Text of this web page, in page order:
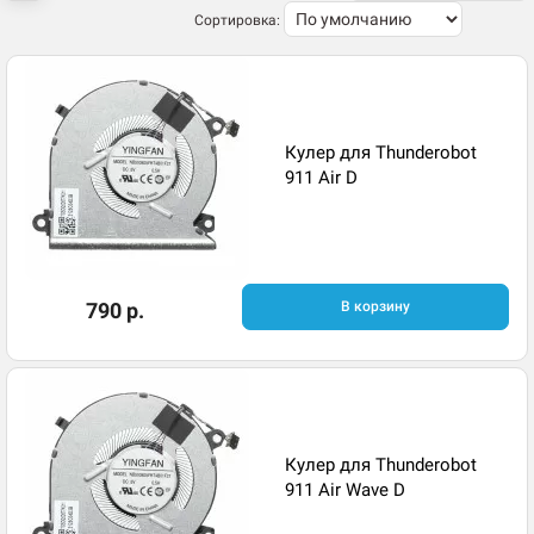
Сортировка:
Кулер для Thunderobot
911 Air D
790 р. В корзину
Кулер для Thunderobot
911 Air Wave D